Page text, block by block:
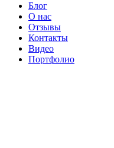
Блог
О нас
Отзывы
Контакты
Видео
Портфолио